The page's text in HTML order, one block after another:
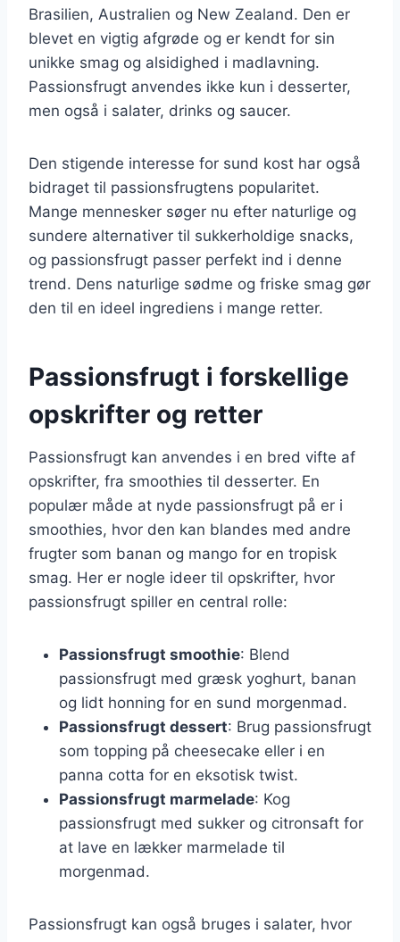
Brasilien, Australien og New Zealand. Den er
blevet en vigtig afgrøde og er kendt for sin
unikke smag og alsidighed i madlavning.
Passionsfrugt anvendes ikke kun i desserter,
men også i salater, drinks og saucer.
Den stigende interesse for sund kost har også
bidraget til passionsfrugtens popularitet.
Mange mennesker søger nu efter naturlige og
sundere alternativer til sukkerholdige snacks,
og passionsfrugt passer perfekt ind i denne
trend. Dens naturlige sødme og friske smag gør
den til en ideel ingrediens i mange retter.
Passionsfrugt i forskellige
opskrifter og retter
Passionsfrugt kan anvendes i en bred vifte af
opskrifter, fra smoothies til desserter. En
populær måde at nyde passionsfrugt på er i
smoothies, hvor den kan blandes med andre
frugter som banan og mango for en tropisk
smag. Her er nogle ideer til opskrifter, hvor
passionsfrugt spiller en central rolle:
Passionsfrugt smoothie: Blend
passionsfrugt med græsk yoghurt, banan
og lidt honning for en sund morgenmad.
Passionsfrugt dessert: Brug passionsfrugt
som topping på cheesecake eller i en
panna cotta for en eksotisk twist.
Passionsfrugt marmelade: Kog
passionsfrugt med sukker og citronsaft for
at lave en lækker marmelade til
morgenmad.
Passionsfrugt kan også bruges i salater, hvor